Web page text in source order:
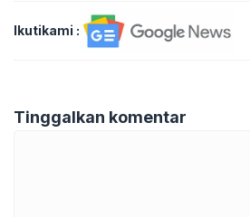
Ikutikami :
Tinggalkan komentar